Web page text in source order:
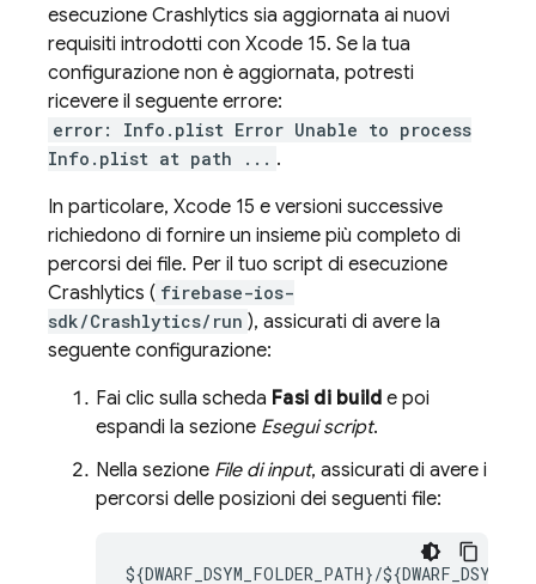
esecuzione Crashlytics sia aggiornata ai nuovi
requisiti introdotti con Xcode 15. Se la tua
configurazione non è aggiornata, potresti
ricevere il seguente errore:
error: Info.plist Error Unable to process
Info.plist at path ... .
In particolare, Xcode 15 e versioni successive
richiedono di fornire un insieme più completo di
percorsi dei file. Per il tuo script di esecuzione
Crashlytics ( firebase-ios-
sdk/Crashlytics/run ), assicurati di avere la
seguente configurazione:
Fai clic sulla scheda Fasi di build e poi
espandi la sezione Esegui script.
Nella sezione File di input, assicurati di avere i
percorsi delle posizioni dei seguenti file:
${DWARF_DSYM_FOLDER_PATH}/